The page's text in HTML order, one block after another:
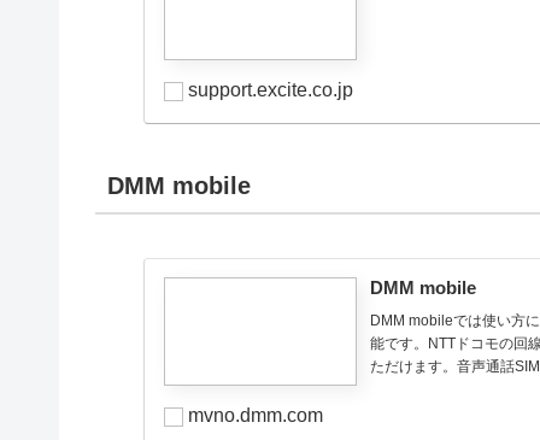
support.excite.co.jp
DMM mobile
DMM mobile
DMM mobileでは使い方
能です。NTTドコモの回
ただけます。音声通話
mvno.dmm.com